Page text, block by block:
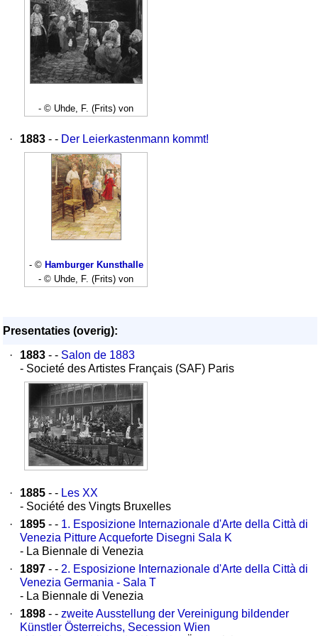
- © Uhde, F. (Frits) von
· 1883 - - Der Leierkastenmann kommt!
- © Hamburger Kunsthalle
- © Uhde, F. (Frits) von
Presentaties (overig):
·
1883 - - Salon de 1883
- Societé des Artistes Français (SAF) Paris
· 1885 - - Les XX
- Société des Vingts Bruxelles
·
1895 - - 1. Esposizione Internazionale d'Arte della Città di
Venezia Pitture Acqueforte Disegni Sala K
- La Biennale di Venezia
·
1897 - - 2. Esposizione Internazionale d'Arte della Città di
Venezia Germania - Sala T
- La Biennale di Venezia
·
1898 - - zweite Ausstellung der Vereinigung bildender
Künstler Österreichs, Secession Wien